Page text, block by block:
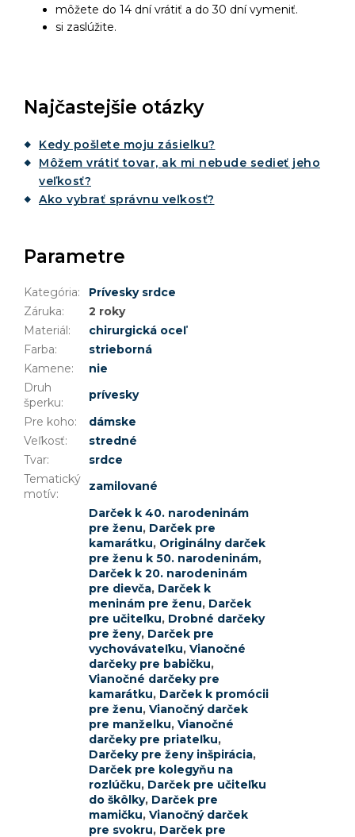
môžete do 14 dní vrátiť a do 30 dní vymeniť.
si zaslúžite.
Najčastejšie otázky
Kedy pošlete moju zásielku?
Môžem vrátiť tovar, ak mi nebude sedieť jeho
veľkosť?
Ako vybrať správnu veľkosť?
Parametre
Kategória:
Prívesky srdce
Záruka:
2 roky
Materiál :
chirurgická oceľ
Farba:
strieborná
Kamene:
nie
Druh
šperku:
prívesky
Pre koho:
dámske
Veľkosť:
stredné
Tvar:
srdce
Tematický
motív:
zamilované
Darček k 40. narodeninám
pre ženu, Darček pre
kamarátku, Originálny darček
pre ženu k 50. narodeninám,
Darček k 20. narodeninám
pre dievča, Darček k
meninám pre ženu, Darček
pre učiteľku, Drobné darčeky
pre ženy, Darček pre
vychovávateľku, Vianočné
darčeky pre babičku,
Vianočné darčeky pre
kamarátku, Darček k promócii
pre ženu, Vianočný darček
pre manželku, Vianočné
darčeky pre priateľku,
Darčeky pre ženy inšpirácia,
Darček pre kolegyňu na
rozlúčku, Darček pre učiteľku
do škôlky, Darček pre
mamičku, Vianočný darček
pre svokru, Darček pre